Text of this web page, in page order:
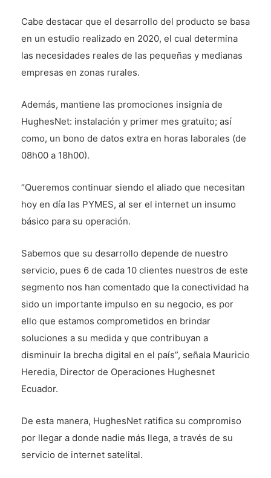
Cabe destacar que el desarrollo del producto se basa
en un estudio realizado en 2020, el cual determina
las necesidades reales de las pequeñas y medianas
empresas en zonas rurales.
Además, mantiene las promociones insignia de
HughesNet: instalación y primer mes gratuito; así
como, un bono de datos extra en horas laborales (de
08h00 a 18h00).
“Queremos continuar siendo el aliado que necesitan
hoy en día las PYMES, al ser el internet un insumo
básico para su operación.
Sabemos que su desarrollo depende de nuestro
servicio, pues 6 de cada 10 clientes nuestros de este
segmento nos han comentado que la conectividad ha
sido un importante impulso en su negocio, es por
ello que estamos comprometidos en brindar
soluciones a su medida y que contribuyan a
disminuir la brecha digital en el país”, señala Mauricio
Heredia, Director de Operaciones Hughesnet
Ecuador.
De esta manera, HughesNet ratifica su compromiso
por llegar a donde nadie más llega, a través de su
servicio de internet satelital.